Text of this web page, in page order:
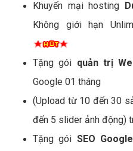
Khuyến mại hosting
Không giới hạn
Tặng gói quản trị
Google 01 tháng
(Upload từ 10 đến 30
đến 5 slider ảnh động)
Tặng gói SEO